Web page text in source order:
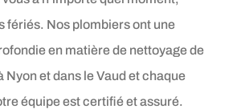
fériés. Nos plombiers ont une
en matière de nettoyage de
Nyon et dans le Vaud et chaque
équipe est certifié et assuré.